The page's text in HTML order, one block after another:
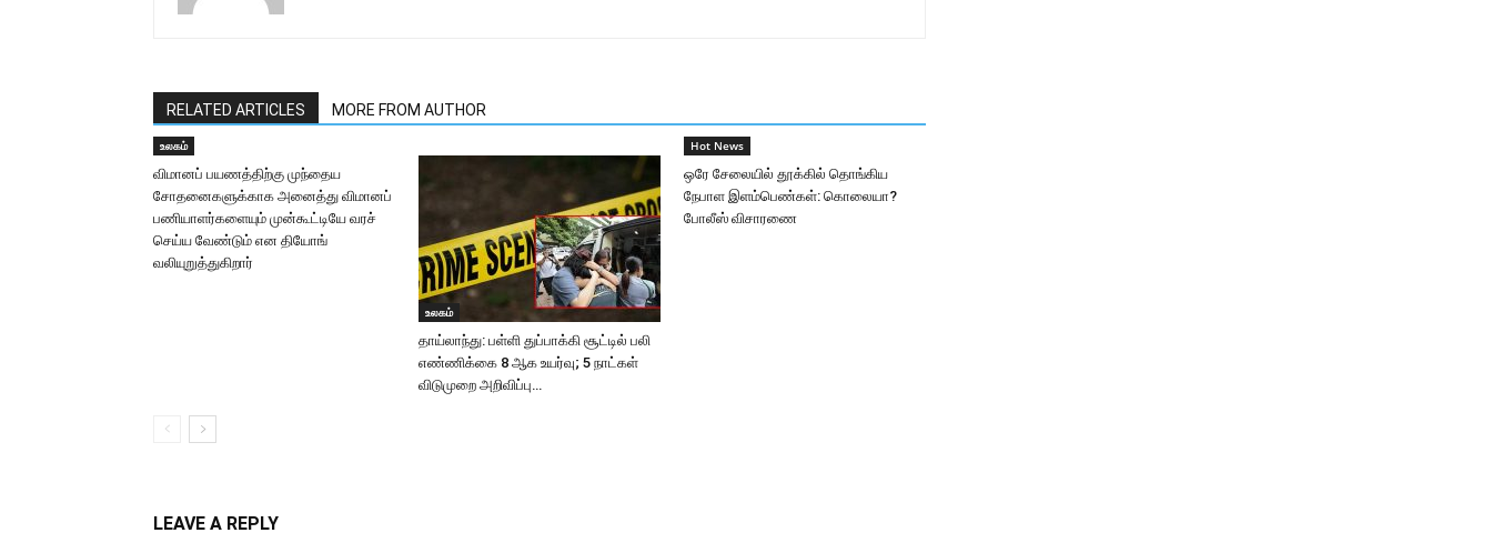
RELATED ARTICLES MORE FROM AUTHOR
உலகம்
விமானப் பயணத்திற்கு முந்தைய
சோதனைகளுக்காக அனைத்து விமானப்
பணியாளர்களையும் முன்கூட்டியே வரச்
செய்ய வேண்டும் என தியோங்
வலியுறுத்துகிறார்
உலகம்
தாய்லாந்து: பள்ளி துப்பாக்கி சூட்டில் பலி
எண்ணிக்கை 8 ஆக உயர்வு; 5 நாட்கள்
விடுமுறை அறிவிப்பு…
Hot News
ஒரே சேலையில் தூக்கில் தொங்கிய
நேபாள இளம்பெண்கள்: கொலையா?
போலீஸ் விசாரணை
LEAVE A REPLY